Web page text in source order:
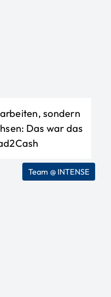
sondern
Das war das
Team @ INTENSE